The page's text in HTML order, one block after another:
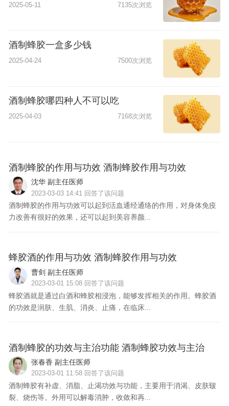
2025-05-11 7135次浏览
酒制蜂胶一盒多少钱
2025-04-24 7500次浏览
酒制蜂胶哪四种人不可以吃
2025-04-03 7168次浏览
酒制蜂胶的作用与功效 酒制蜂胶作用与功效
沈华 副主任医师
2023-03-03 14:41 回答了该问题
酒制蜂胶的作用与功效可以起到活血通经通络的作用，对身体免疫
力改善有很好的效果，还可以起到美容养颜...
蜂胶酒的作用与功效 酒制蜂胶作用与功效
曹剑 副主任医师
2023-03-01 15:08 回答了该问题
蜂胶酒就是通过白酒和蜂胶相浸泡，能够发挥相关的作用。蜂胶酒
的功效是润肤、生肌、消炎、止痛，在临床...
酒制蜂胶的功效与主治功能 酒制蜂胶功效与主治
张春香 副主任医师
2023-03-01 11:58 回答了该问题
酒制蜂胶有补虚、消脂、止渴功效与功能，主要用于消渴、皮肤皲
裂、烧伤等。外用可以解毒消肿，收敛和再...